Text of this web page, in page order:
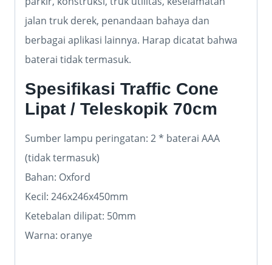
jalan truk derek, penandaan bahaya dan
berbagai aplikasi lainnya. Harap dicatat bahwa
baterai tidak termasuk.
Spesifikasi Traffic Cone
Lipat / Teleskopik 70cm
Sumber lampu peringatan: 2 * baterai AAA
(tidak termasuk)
Bahan: Oxford
Kecil: 246x246x450mm
Ketebalan dilipat: 50mm
Warna: oranye